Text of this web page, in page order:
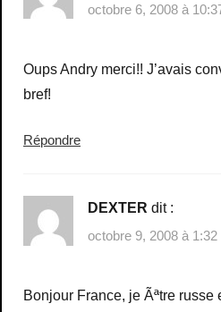
octobre 6, 2008 à
Oups Andry merci!! J’avais
bref!
Répondre
DEXTER dit :
octobre 9, 2008 à 1:32
Bonjour France, je Ãªtre